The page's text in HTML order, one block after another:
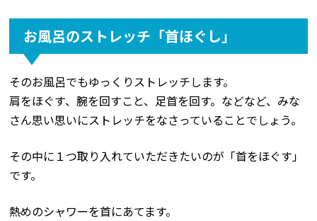
お風呂のストレッチ「首ほぐし」
そのお風呂でもゆっくりストレッチします。
肩をほぐす、腕を回すこと、足首を回す。などなど、みな
さん思い思いにストレッチをなさっていることでしょう。
その中に１つ取り入れていただきたいのが「首をほぐす」
です。
熱めのシャワーを首にあてます。